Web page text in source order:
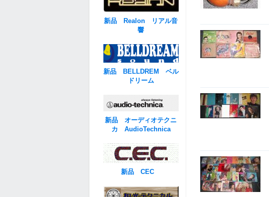
新品 Realon リアル音
響
新品 BELLDREM ベル
ドリーム
新品 オーディオテクニ
カ AudioTechnica
新品 CEC